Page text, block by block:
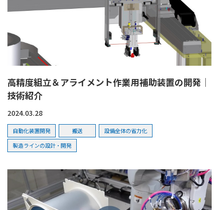
高精度組立＆アライメント作業用補助装置の開発｜
技術紹介
2024.03.28
自動化装置開発 搬送
設備全体の省力化
製造ラインの設計・開発